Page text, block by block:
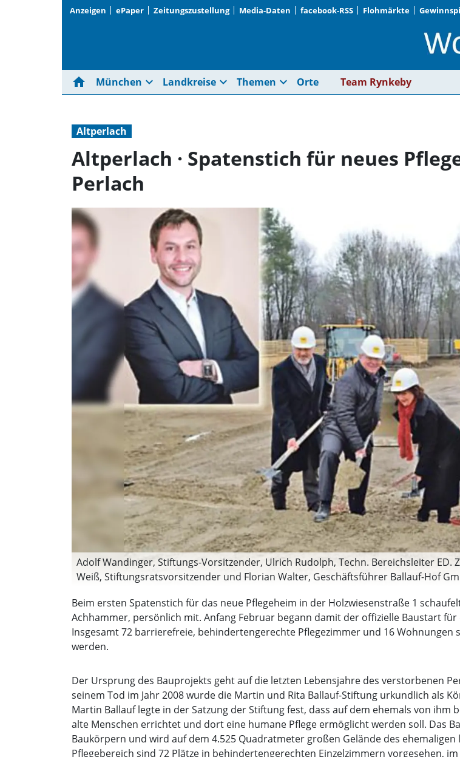
Anzeigen ePaper Zeitungszustellung Media-Daten facebook-RSS Flohmärkte
Altperlach ·
home München expand_more Landkreise expand_more Themen expand_more Orte Team Rynkeby
Altperlach
Altperlach · Spatenstich für neues
Perlach
Adolf Wandinger, Stiftungs-Vorsitzender, Ulrich Rudolph, Techn. Bereichsleiter
Weiß, Stiftungsratsvorsitzender und Florian Walter, Geschäftsführer Ballauf-Hof
Beim ersten Spatenstich für das neue Pflegeheim in der Holzwiesenstraße 1
Achhammer, persönlich mit. Anfang Februar begann damit der offizielle Baustart
Insgesamt 72 barrierefreie, behindertengerechte Pflegezimmer und 16
werden.
Der Ursprung des Bauprojekts geht auf die letzten Lebensjahre des verstorbenen
seinem Tod im Jahr 2008 wurde die Martin und Rita Ballauf-Stiftung urkundlich als
Martin Ballauf legte in der Satzung der Stiftung fest, dass auf dem ehemals von
alte Menschen errichtet und dort eine humane Pflege ermöglicht werden soll. Das
Baukörpern und wird auf dem 4.525 Quadratmeter großen Gelände des
Pflegebereich sind 72 Plätze in behindertengerechten Einzelzimmern vorgesehen,